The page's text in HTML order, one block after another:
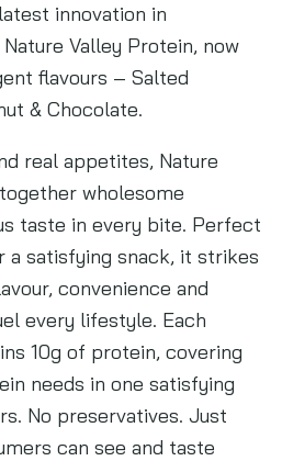
innovation in
Valley Protein, now
flavours – Salted
& Chocolate.
real appetites, Nature
wholesome
taste in every bite. Perfect
a satisfying snack, it strikes
convenience and
every lifestyle. Each
10g of protein, covering
needs in one satisfying
No preservatives. Just
can see and taste